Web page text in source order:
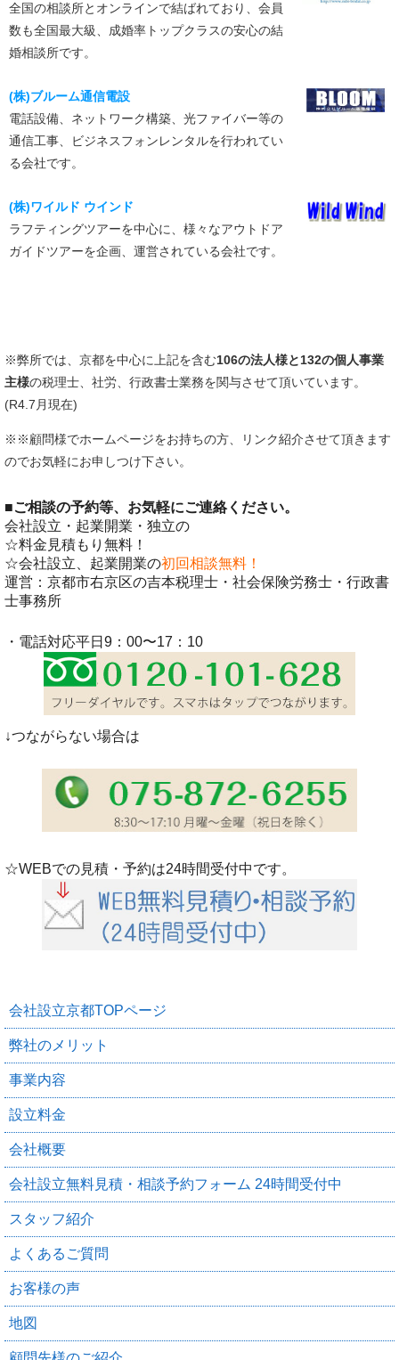
全国の相談所とオンラインで結ばれており、会員
数も全国最大級、成婚率トップクラスの安心の結
婚相談所です。
(株)ブルーム通信電設
電話設備、ネットワーク構築、光ファイバー等の
通信工事、ビジネスフォンレンタルを行われてい
る会社です。
(株)ワイルド ウインド
ラフティングツアーを中心に、様々なアウトドア
ガイドツアーを企画、運営されている会社です。
※弊所では、京都を中心に上記を含む106の法人様と132の個人事業
主様の税理士、社労、行政書士業務を関与させて頂いています。
(R4.7月現在)
※※顧問様でホームページをお持ちの方、リンク紹介させて頂きます
のでお気軽にお申しつけ下さい。
■ご相談の予約等、お気軽にご連絡ください。
会社設立・起業開業・独立の
☆料金見積もり無料！
☆会社設立、起業開業の初回相談無料！
運営：京都市右京区の吉本税理士・社会保険労務士・行政書
士事務所
・電話対応平日9：00〜17：10
↓つながらない場合は
☆WEBでの見積・予約は24時間受付中です。
会社設立京都TOPページ
弊社のメリット
事業内容
設立料金
会社概要
会社設立無料見積・相談予約フォーム 24時間受付中
スタッフ紹介
よくあるご質問
お客様の声
地図